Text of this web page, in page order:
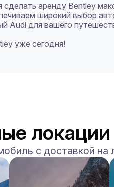
сделать аренду Bentley
широкий выбор
Audi для вашего
уже сегодня!
с доставкой на